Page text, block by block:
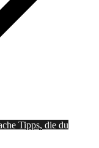
Tipps, die du